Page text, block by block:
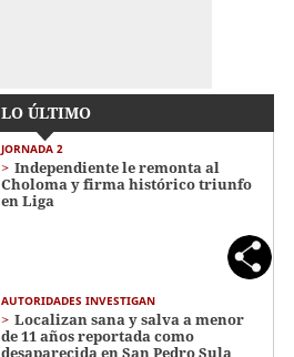
LO ÚLTIMO
JORNADA 2
Independiente le remonta al
Choloma y firma histórico triunfo
en Liga
AUTORIDADES INVESTIGAN
Localizan sana y salva a menor
de 11 años reportada como
desaparecida en San Pedro Sula